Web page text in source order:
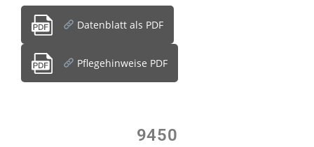
Datenblatt als PDF
Pflegehinweise PDF
9450